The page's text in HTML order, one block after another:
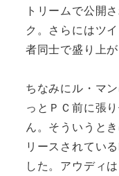
トリームで公開
ク。さらにはツ
者同士で盛り上が
ちなみにル・マ
っとＰＣ前に張
ん。そういうと
リースされてい
した。アウディ